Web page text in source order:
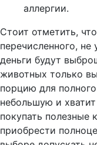
аллергии.
Стоит отметить,
перечисленного, не
деньги будут
животных только
порцию для
небольшую и
покупать полезные
приобрести